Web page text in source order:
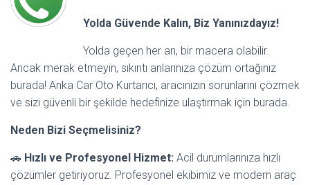
Yolda Güvende Kalın, Biz Yanınızdayız!
Yolda geçen her an, bir macera olabilir.
Ancak merak etmeyin, sıkıntı anlarınıza çözüm ortağınız
burada! Anka Car Oto Kurtarıcı, aracınızın sorunlarını çözmek
ve sizi güvenli bir şekilde hedefinize ulaştırmak için burada.
Neden Bizi Seçmelisiniz?
🚗 Hızlı ve Profesyonel Hizmet: Acil durumlarınıza hızlı
çözümler getiriyoruz. Profesyonel ekibimiz ve modern araç